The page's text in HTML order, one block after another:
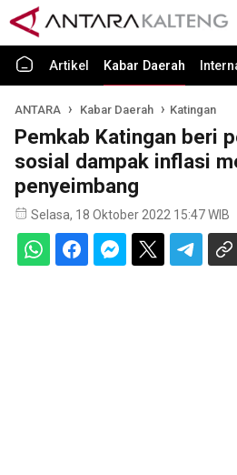
Artikel Kabar Daerah
ANTARA Kabar Daerah Katingan
Pemkab Katingan beri
sosial dampak inflasi
penyeimbang
Selasa, 18 Oktober 2022 15:47 WIB